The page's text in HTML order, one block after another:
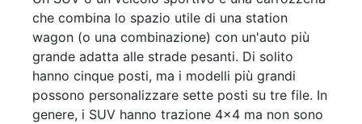
che combina lo spazio utile di una station
wagon (o una combinazione) con un'auto più
grande adatta alle strade pesanti. Di solito
hanno cinque posti, ma i modelli più grandi
possono personalizzare sette posti su tre file. In
genere, i SUV hanno trazione 4x4 ma non sono